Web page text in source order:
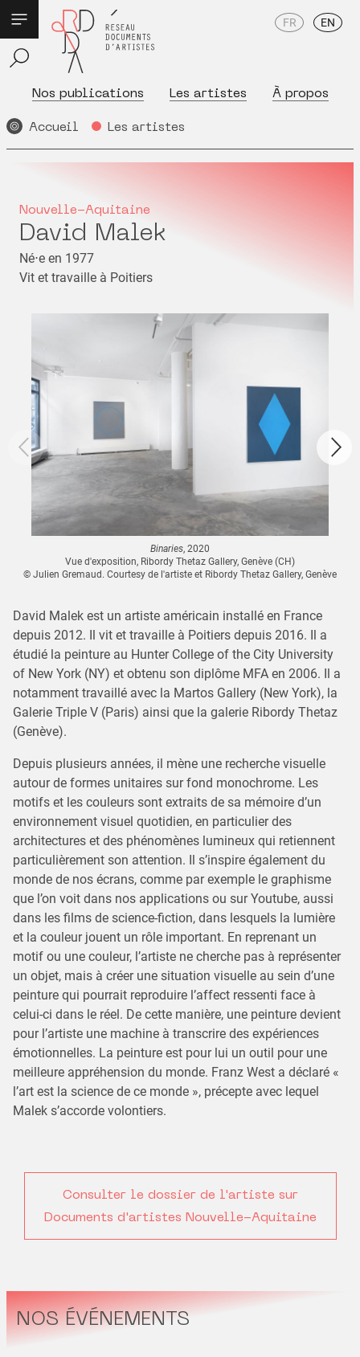
Nos publications Les artistes À propos
FR EN
Accueil Les artistes
Nouvelle-Aquitaine
David Malek
Né⋅e en 1977
Vit et travaille à Poitiers
Binaries, 2020
Vue d'exposition, Ribordy Thetaz Gallery, Genève (CH)
© Julien Gremaud. Courtesy de l'artiste et Ribordy Thetaz Gallery, Genève
David Malek est un artiste américain installé en France
depuis 2012. Il vit et travaille à Poitiers depuis 2016. Il a
étudié la peinture au Hunter College of the City University
of New York (NY) et obtenu son diplôme MFA en 2006. Il a
notamment travaillé avec la Martos Gallery (New York), la
Galerie Triple V (Paris) ainsi que la galerie Ribordy Thetaz
(Genève).
Depuis plusieurs années, il mène une recherche visuelle
autour de formes unitaires sur fond monochrome. Les
motifs et les couleurs sont extraits de sa mémoire d’un
environnement visuel quotidien, en particulier des
architectures et des phénomènes lumineux qui retiennent
particulièrement son attention. Il s’inspire également du
monde de nos écrans, comme par exemple le graphisme
que l’on voit dans nos applications ou sur Youtube, aussi
dans les films de science-fiction, dans lesquels la lumière
et la couleur jouent un rôle important. En reprenant un
motif ou une couleur, l’artiste ne cherche pas à représenter
un objet, mais à créer une situation visuelle au sein d’une
peinture qui pourrait reproduire l’affect ressenti face à
celui-ci dans le réel. De cette manière, une peinture devient
pour l’artiste une machine à transcrire des expériences
émotionnelles. La peinture est pour lui un outil pour une
meilleure appréhension du monde. Franz West a déclaré «
l’art est la science de ce monde », précepte avec lequel
Malek s’accorde volontiers.
Consulter le dossier de l'artiste sur
Documents d'artistes Nouvelle-Aquitaine
NOS ÉVÉNEMENTS